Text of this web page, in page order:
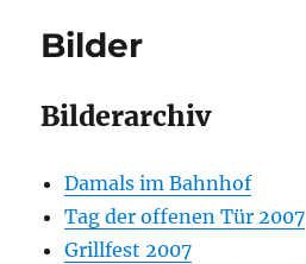
Bilder
Bilderarchiv
Damals im Bahnhof
Tag der offenen Tür 2007
Grillfest 2007